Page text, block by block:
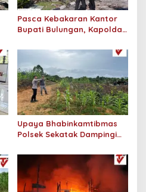
Pasca Kebakaran Kantor
Bupati Bulungan, Kapolda
Terjunkan Tim Labfor
Upaya Bhabinkamtibmas
Polsek Sekatak Dampingi
Antusias